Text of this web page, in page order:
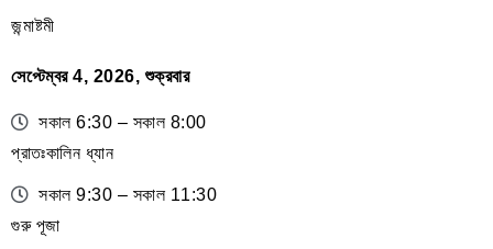
জন্মাষ্টমী
সেপ্টেম্বর 4, 2026, শুক্রবার
সকাল 6:30 – সকাল 8:00
প্রাতঃকালিন ধ্যান
সকাল 9:30 – সকাল 11:30
গুরু পূজা